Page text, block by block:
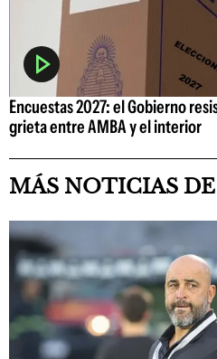
Encuestas 2027: el Gobierno
grieta entre AMBA y el interior
MÁS NOTICIAS